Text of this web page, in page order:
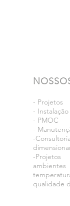
- Projetos
-
- PMOC
-
-
-
qualidade